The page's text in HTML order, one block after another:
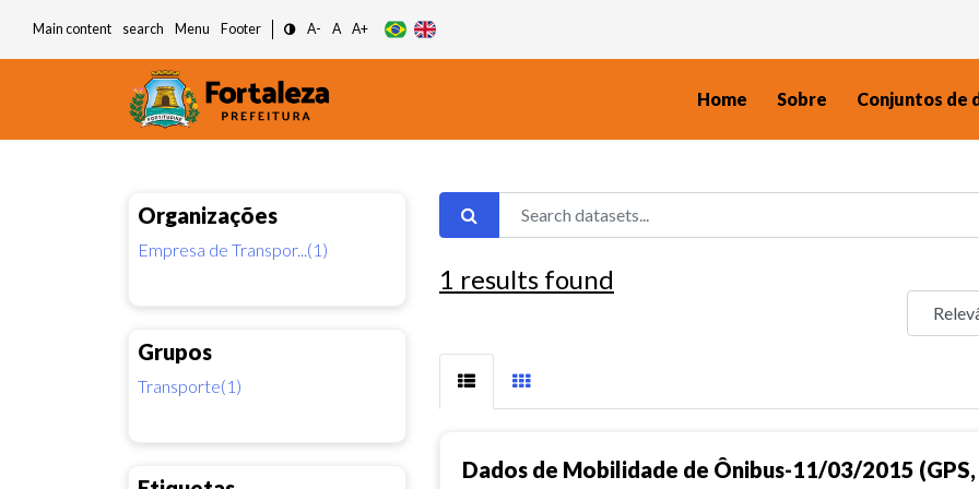
Main content search Menu Footer A- A A+
Home Sobre Conjuntos de
Organizações
Empresa de Transpor...(1)
Grupos
Transporte(1)
1 results found
Dados de Mobilidade de Ônibus-11/03/2015